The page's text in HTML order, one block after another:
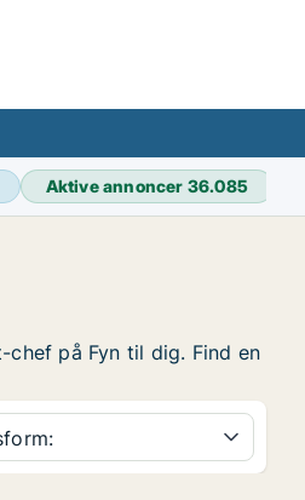
Aktive annoncer 36.085
på Fyn til dig. Find en